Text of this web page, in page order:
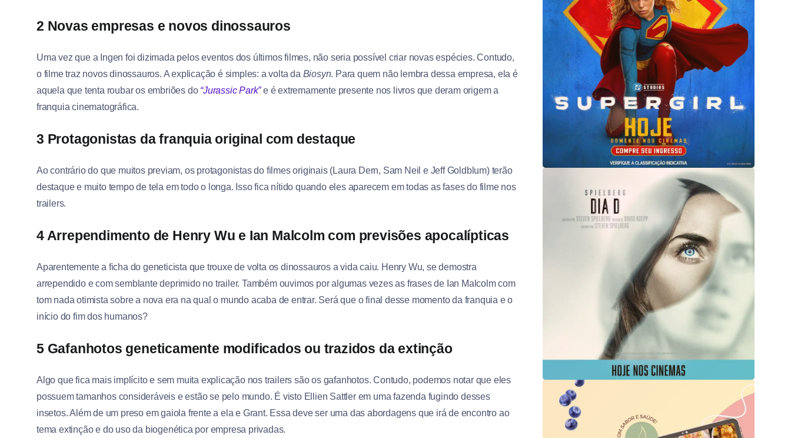
2 Novas empresas e novos dinossauros
Uma vez que a Ingen foi dizimada pelos eventos dos últimos filmes, não seria possível criar novas espécies. Contudo,
o filme traz novos dinossauros. A explicação é simples: a volta da Biosyn. Para quem não lembra dessa empresa, ela é
aquela que tenta roubar os embriões do “Jurassic Park” e é extremamente presente nos livros que deram origem a
franquia cinematográfica.
3 Protagonistas da franquia original com destaque
Ao contrário do que muitos previam, os protagonistas do filmes originais (Laura Dern, Sam Neil e Jeff Goldblum) terão
destaque e muito tempo de tela em todo o longa. Isso fica nítido quando eles aparecem em todas as fases do filme nos
trailers.
4 Arrependimento de Henry Wu e Ian Malcolm com previsões apocalípticas
Aparentemente a ficha do geneticista que trouxe de volta os dinossauros a vida caiu. Henry Wu, se demostra
arrependido e com semblante deprimido no trailer. Também ouvimos por algumas vezes as frases de Ian Malcolm com
tom nada otimista sobre a nova era na qual o mundo acaba de entrar. Será que o final desse momento da franquia e o
início do fim dos humanos?
5 Gafanhotos geneticamente modificados ou trazidos da extinção
Algo que fica mais implícito e sem muita explicação nos trailers são os gafanhotos. Contudo, podemos notar que eles
possuem tamanhos consideráveis e estão se pelo mundo. É visto Ellien Sattler em uma fazenda fugindo desses
insetos. Além de um preso em gaiola frente a ela e Grant. Essa deve ser uma das abordagens que irá de encontro ao
tema extinção e do uso da biogenética por empresa privadas.